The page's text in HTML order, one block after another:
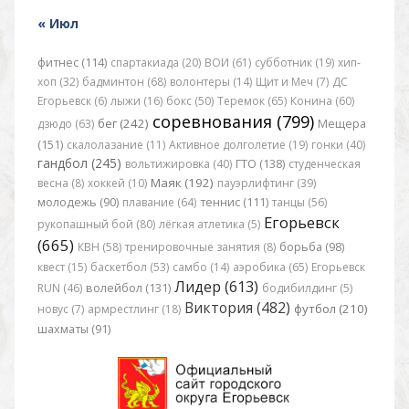
« Июл
фитнес (114) спартакиада (20) ВОИ (61) субботник (19) хип-
хоп (32) бадминтон (68) волонтеры (14) Щит и Меч (7) ДС
Егорьевск (6) лыжи (16) бокс (50) Теремок (65) Конина (60)
дзюдо (63) бег (242) соревнования (799) Мещера
(151) скалолазание (11) Активное долголетие (19) гонки (40)
гандбол (245) вольтижировка (40) ГТО (138) студенческая
весна (8) хоккей (10) Маяк (192) пауэрлифтинг (39)
молодежь (90) плавание (64) теннис (111) танцы (56)
рукопашный бой (80) лёгкая атлетика (5) Егорьевск
(665) КВН (58) тренировочные занятия (8) борьба (98)
квест (15) баскетбол (53) самбо (14) аэробика (65) Егорьевск
RUN (46) волейбол (131) Лидер (613) бодибилдинг (5)
новус (7) армрестлинг (18) Виктория (482) футбол (210)
шахматы (91)